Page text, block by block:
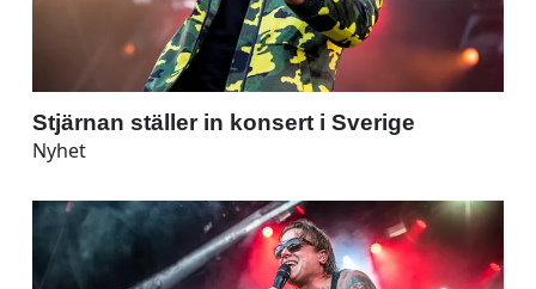
Stjärnan ställer in konsert i Sverige
Nyhet